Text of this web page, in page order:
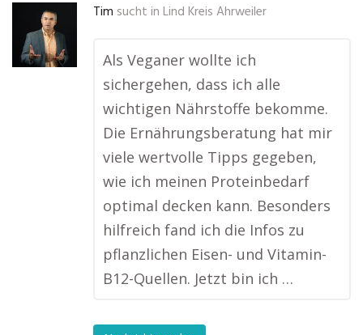
Tim sucht in Lind Kreis Ahrweiler
Als Veganer wollte ich
sichergehen, dass ich alle
wichtigen Nährstoffe bekomme.
Die Ernährungsberatung hat mir
viele wertvolle Tipps gegeben,
wie ich meinen Proteinbedarf
optimal decken kann. Besonders
hilfreich fand ich die Infos zu
pflanzlichen Eisen- und Vitamin-
B12-Quellen. Jetzt bin ich …